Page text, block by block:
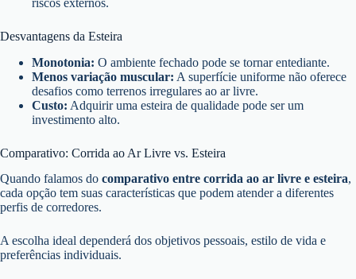
Desvantagens da Esteira
Monotonia: O ambiente fechado pode se tornar entediante.
Menos variação muscular: A superfície uniforme não oferece
desafios como terrenos irregulares ao ar livre.
Custo: Adquirir uma esteira de qualidade pode ser um
investimento alto.
Comparativo: Corrida ao Ar Livre vs. Esteira
Quando falamos do comparativo entre corrida ao ar livre e esteira,
cada opção tem suas características que podem atender a diferentes
perfis de corredores.
A escolha ideal dependerá dos objetivos pessoais, estilo de vida e
preferências individuais.